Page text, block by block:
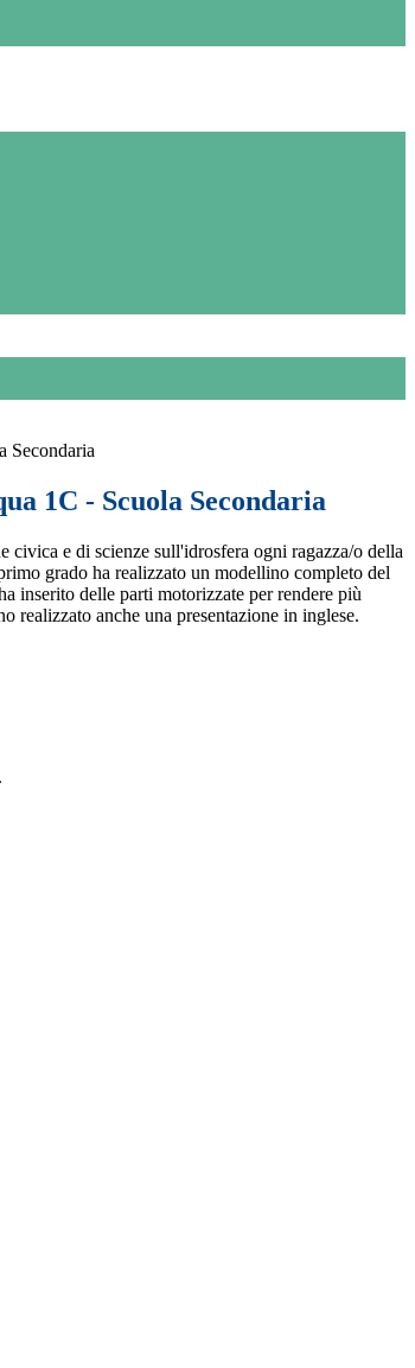
Secondaria
1C - Scuola Secondaria
civica e di scienze sull'idrosfera ogni ragazza/o della
grado ha realizzato un modellino completo del
inserito delle parti motorizzate per rendere più
realizzato anche una presentazione in inglese.
.